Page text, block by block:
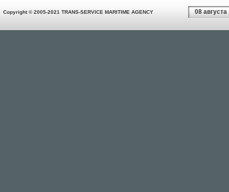
Copyright © 2005-2021 TRANS-SERVICE MARITIME AGENCY 08 августа